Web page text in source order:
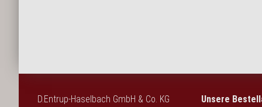
D.Entrup-Haselbach GmbH & Co. KG
Unsere